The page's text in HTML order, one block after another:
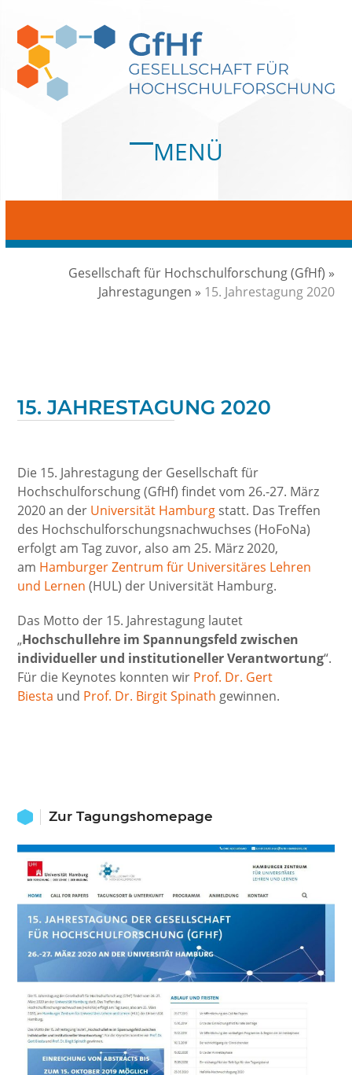
content
MENÜ
Open
Close
Gesellschaft für Hochschulforschung (GfHf) »
Jahrestagungen » 15. Jahrestagung 2020
15. JAHRESTAGUNG 2020
Die 15. Jahrestagung der Gesellschaft für
Hochschulforschung (GfHf) findet vom 26.-27. März
2020 an der Universität Hamburg statt. Das Treffen
des Hochschulforschungsnachwuchses (HoFoNa)
erfolgt am Tag zuvor, also am 25. März 2020,
am Hamburger Zentrum für Universitäres Lehren
und Lernen(HUL) der Universität Hamburg.
Das Motto der 15. Jahrestagung lautet
„Hochschullehre im Spannungsfeld zwischen
individueller und institutioneller Verantwortung“.
Für die Keynotes konnten wir Prof. Dr. Gert
Biesta und Prof. Dr. Birgit Spinath gewinnen.
Zur Tagungshomepage